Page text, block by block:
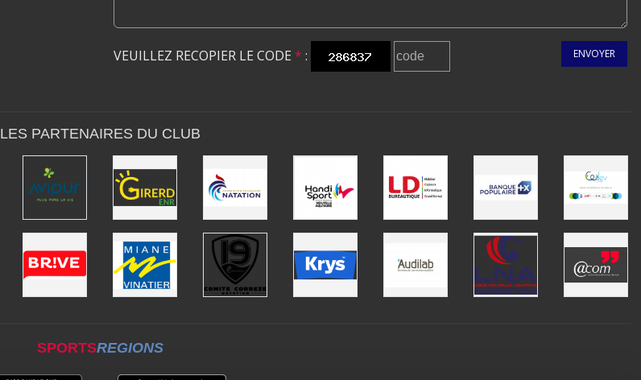
VEUILLEZ RECOPIER LE CODE * : ENVOYER
LES PARTENAIRES DU CLUB
SPORTSREGIONS